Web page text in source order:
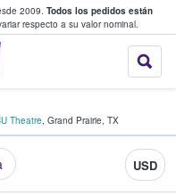
2009. Todos los pedidos están
respecto a su valor nominal.
StubHub:
fans
Theatre, Grand Prairie, TX
USD